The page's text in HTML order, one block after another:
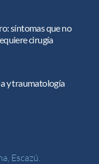
síntomas que no
cirugía
y traumatología
Escazú.